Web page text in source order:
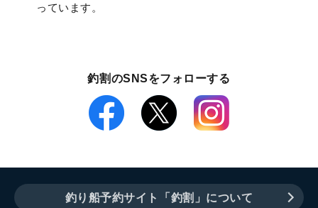
っています。
釣割のSNSをフォローする
釣り船予約サイト「釣割」について